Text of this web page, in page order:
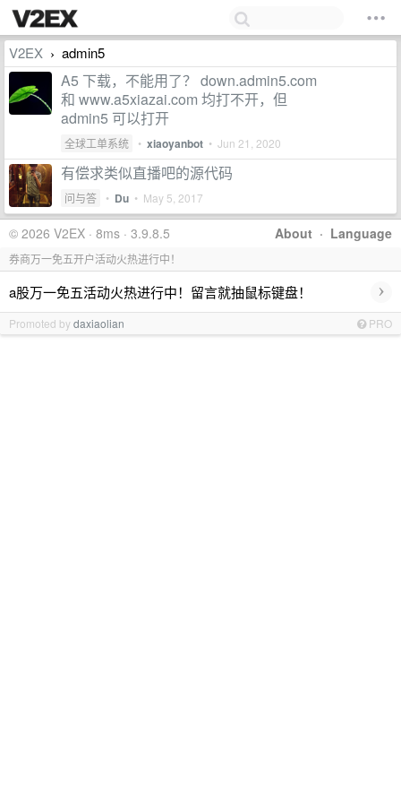
V2EX › admin5
A5 下载，不能用了？ down.admin5.com
和 www.a5xiazai.com 均打不开，但
admin5 可以打开
全球工单系统 • xiaoyanbot • Jun 21, 2020
有偿求类似直播吧的源代码
问与答 • Du • May 5, 2017
About · Language
© 2026 V2EX · 8ms · 3.9.8.5
券商万一免五开户活动火热进行中！
a股万一免五活动火热进行中！留言就抽鼠标键盘！ ›
Promoted bydaxiaolian PRO